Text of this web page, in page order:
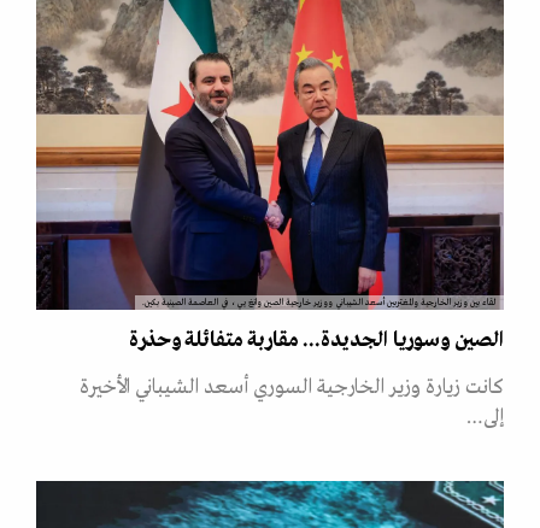
لقاء بين وزير الخارجية والمغتربين أسعد الشيباني ووزير خارجية الصين وانغ يي، في العاصمة الصينية بكين.
الصين وسوريا الجديدة... مقاربة متفائلة وحذرة
كانت زيارة وزير الخارجية السوري أسعد الشيباني الأخيرة
إلى…